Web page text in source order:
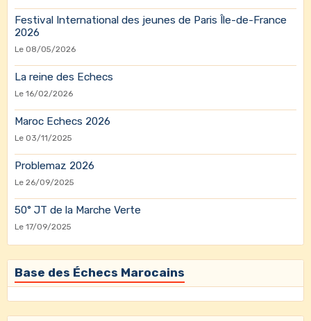
Festival International des jeunes de Paris Île-de-France
2026
Le 08/05/2026
La reine des Echecs
Le 16/02/2026
Maroc Echecs 2026
Le 03/11/2025
Problemaz 2026
Le 26/09/2025
50° JT de la Marche Verte
Le 17/09/2025
Base des Échecs Marocains